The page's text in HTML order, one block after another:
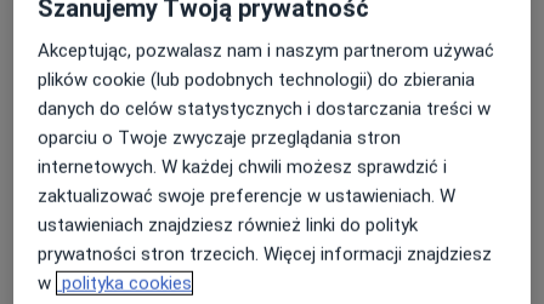
Dostępność
Pokaż kalendarz
Płatność online akceptowana
Oszczędź swój czas przed wizytą.
Metody płatności (wizyty prywatne)
Płatność online akceptowana
Szanujemy Twoją prywatność
Akceptując, pozwalasz nam i naszym partnerom używać
plików cookie (lub podobnych technologii) do zbierania
danych do celów statystycznych i dostarczania treści w
oparciu o Twoje zwyczaje przeglądania stron
internetowych. W każdej chwili możesz sprawdzić i
zaktualizować swoje preferencje w ustawieniach. W
ustawieniach znajdziesz również linki do polityk
prywatności stron trzecich. Więcej informacji znajdziesz
w polityka cookies